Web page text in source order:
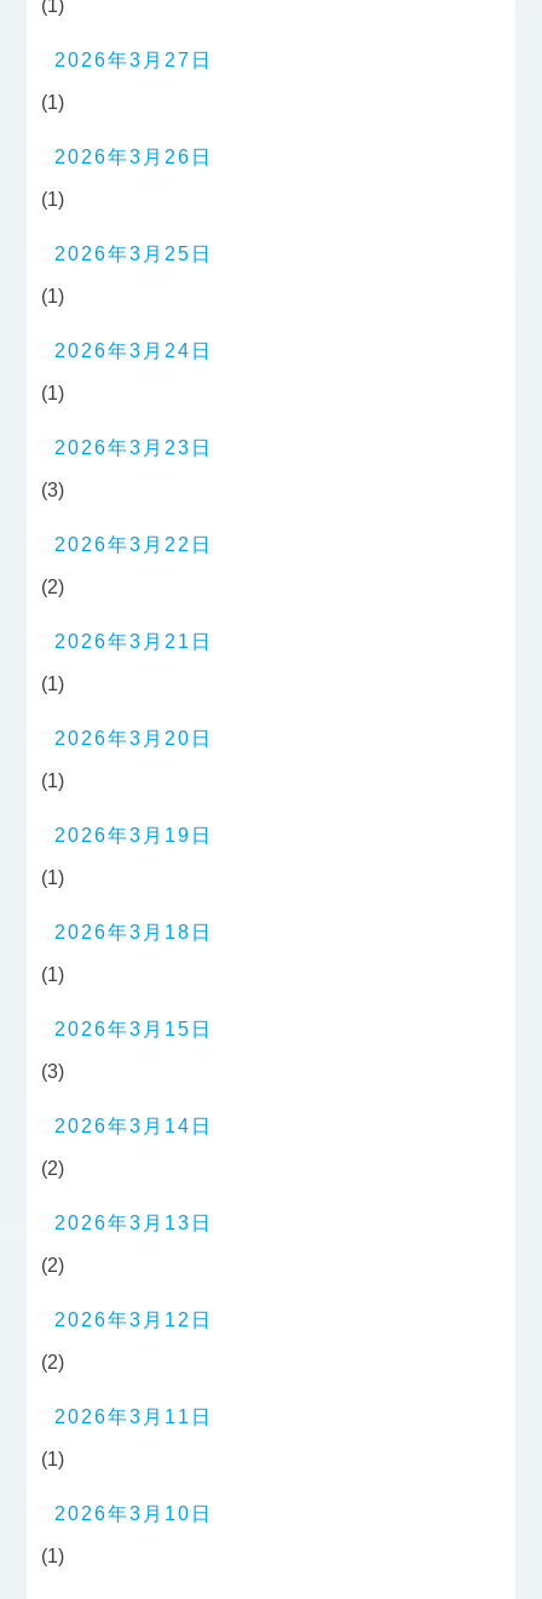
(1)
2026年3月27日
(1)
2026年3月26日
(1)
2026年3月25日
(1)
2026年3月24日
(1)
2026年3月23日
(3)
2026年3月22日
(2)
2026年3月21日
(1)
2026年3月20日
(1)
2026年3月19日
(1)
2026年3月18日
(1)
2026年3月15日
(3)
2026年3月14日
(2)
2026年3月13日
(2)
2026年3月12日
(2)
2026年3月11日
(1)
2026年3月10日
(1)